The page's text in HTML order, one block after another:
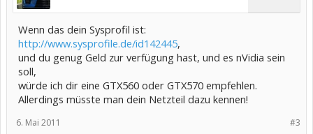
Wenn das dein Sysprofil ist:
http://www.sysprofile.de/id142445,
und du genug Geld zur verfügung hast, und es nVidia sein
soll,
würde ich dir eine GTX560 oder GTX570 empfehlen.
Allerdings müsste man dein Netzteil dazu kennen!
#3
6. Mai 2011